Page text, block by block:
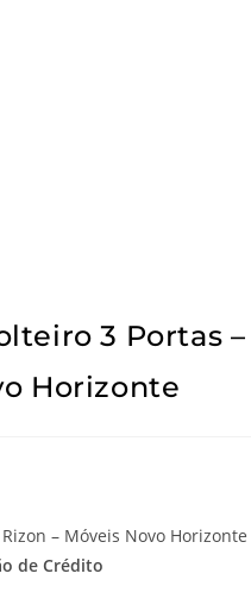
3 Portas –
Horizonte
– Móveis Novo Horizonte
de Crédito